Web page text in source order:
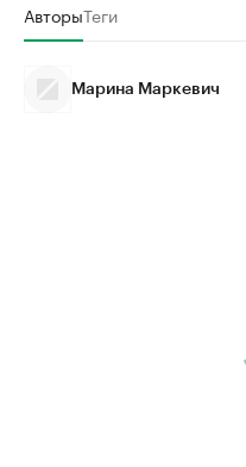
АвторыТеги
Марина Маркевич